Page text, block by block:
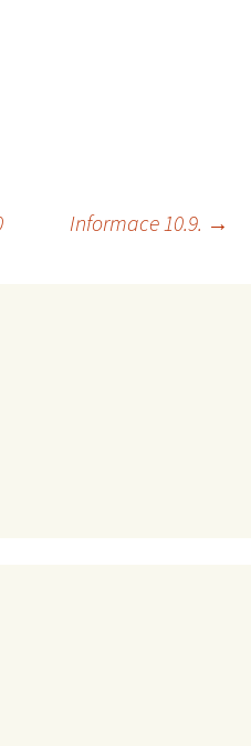
Informace 10.9. →